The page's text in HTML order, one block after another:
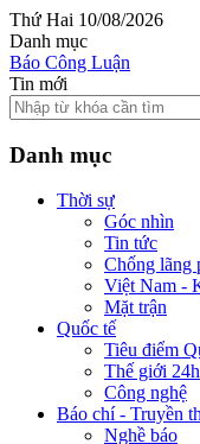
Thứ Hai 10/08/2026
Danh mục
Báo Công Luận
Tin mới
Danh mục
Thời sự
Góc nhìn
Tin tức
Chống lãng
Việt Nam -
Mặt trận
Quốc tế
Tiêu điểm
Thế giới 24h
Công nghệ
Báo chí - Truyền
Nghề báo